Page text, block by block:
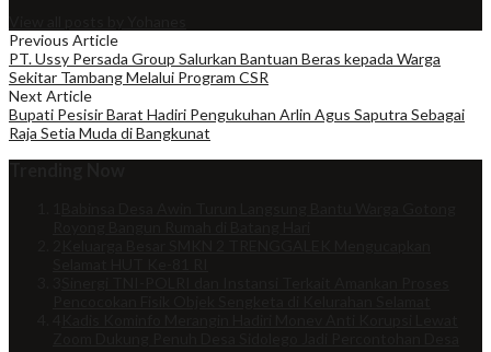
Previous Article
PT. Ussy Persada Group Salurkan Bantuan Beras kepada Warga
Sekitar Tambang Melalui Program CSR
Next Article
Bupati Pesisir Barat Hadiri Pengukuhan Arlin Agus Saputra Sebagai
Raja Setia Muda di Bangkunat